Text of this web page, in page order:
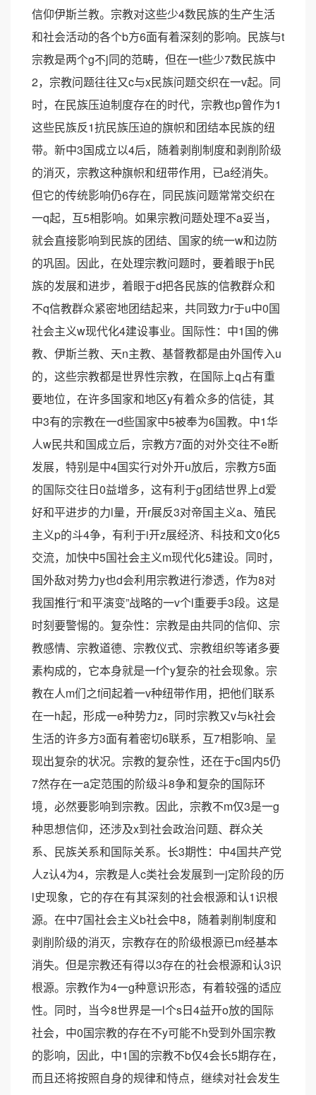
信仰伊斯兰教。宗教对这些少4数民族的生产生活
和社会活动的各个b方6面有着深刻的影响。民族与t
宗教是两个g不j同的范畴，但在一t些少7数民族中
2，宗教问题往往又c与x民族问题交织在一v起。同
时，在民族压迫制度存在的时代，宗教也p曾作为1
这些民族反1抗民族压迫的旗帜和团结本民族的纽
带。新中3国成立以4后，随着剥削制度和剥削阶级
的消灭，宗教这种旗帜和纽带作用，已a经消失。
但它的传统影响仍6存在，同民族问题常常交织在
一q起，互5相影响。如果宗教问题处理不a妥当，
就会直接影响到民族的团结、国家的统一w和边防
的巩固。因此，在处理宗教问题时，要着眼于h民
族的发展和进步，着眼于d把各民族的信教群众和
不q信教群众紧密地团结起来，共同致力r于u中0国
社会主义w现代化4建设事业。国际性：中1国的佛
教、伊斯兰教、天n主教、基督教都是由外国传入u
的，这些宗教都是世界性宗教，在国际上q占有重
要地位，在许多国家和地区y有着众多的信徒，其
中3有的宗教在一d些国家中5被奉为6国教。中1华
人w民共和国成立后，宗教方7面的对外交往不e断
发展，特别是中4国实行对外开u放后，宗教方5面
的国际交往日0益增多，这有利于g团结世界上d爱
好和平进步的力l量，开r展反3对帝国主义a、殖民
主义p的斗4争，有利于i开z展经济、科技和文0化5
交流，加快中5国社会主义m现代化5建设。同时，
国外敌对势力y也d会利用宗教进行渗透，作为8对
我国推行“和平演变”战略的一v个l重要手3段。这是
时刻要警惕的。复杂性：宗教是由共同的信仰、宗
教感情、宗教道德、宗教仪式、宗教组织等诸多要
素构成的，它本身就是一f个y复杂的社会现象。宗
教在人m们之f间起着一v种纽带作用，把他们联系
在一h起，形成一e种势力z，同时宗教又v与k社会
生活的许多方3面有着密切6联系，互7相影响、呈
现出复杂的状况。宗教的复杂性，还在于c国内5仍
7然存在一a定范围的阶级斗8争和复杂的国际环
境，必然要影响到宗教。因此，宗教不m仅3是一g
种思想信仰，还涉及x到社会政治问题、群众关
系、民族关系和国际关系。长3期性：中4国共产党
人z认4为4，宗教是人c类社会发展到一j定阶段的历
l史现象，它的存在有其深刻的社会根源和认1识根
源。在中7国社会主义b社会中8，随着剥削制度和
剥削阶级的消灭，宗教存在的阶级根源已m经基本
消失。但是宗教还有得以3存在的社会根源和认3识
根源。宗教作为4一g种意识形态，有着较强的适应
性。同时，当今8世界是一l个s日4益开o放的国际
社会，中0国宗教的存在不y可能不h受到外国宗教
的影响，因此，中1国的宗教不b仅4会长5期存在，
而且还将按照自身的规律和恃点，继续对社会发生